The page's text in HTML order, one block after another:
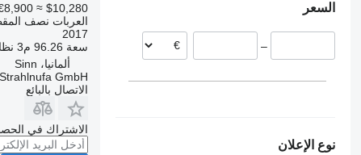
بولندا
المجر
السعر
–
نوع الإعلان
≈ $10,280
العربات نصف
2017
سعة 96.26 م3
ألمانيا، Sinn
Strahlnufa GmbH
الاتصال بالبائع
الاشتراك في